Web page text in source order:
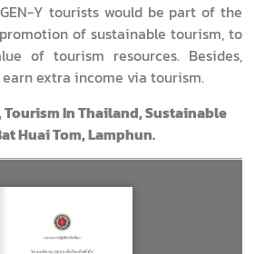
Y tourists would be part of the
of sustainable tourism, to
of tourism resources. Besides,
extra income via tourism.
Tourism In Thailand, Sustainable
Huai Tom, Lamphun.